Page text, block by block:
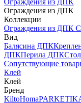
Ограждения из ДПК
Ограждения из ДПК
Коллекции
Ограждения из ДПК
Вид
Балясина ДПК
ДПКПерила ДПК
Сопутствующие
Клей
Клей
Бренд
KiltoHoma